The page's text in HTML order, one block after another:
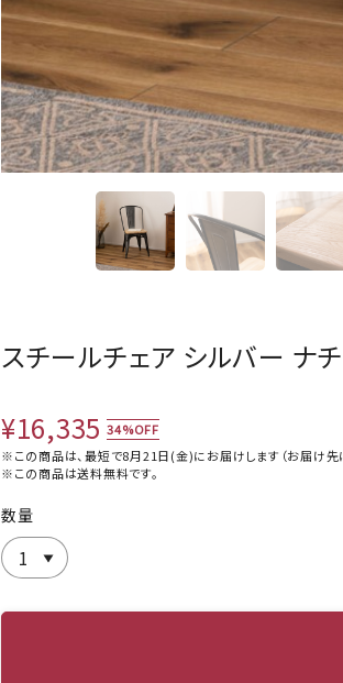
スチールチェア シルバー ナ
¥16,335 34%OFF
※この商品は、最短で8月21日(金)にお届けします（お届け先
※この商品は送料無料です。
数量